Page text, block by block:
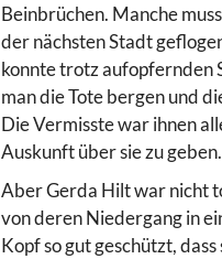
Beinbrüchen. Manche
der nächsten Stadt
konnte trotz aufopfernden
man die Tote bergen und
Die Vermisste war ihnen
Auskunft über sie zu
Aber Gerda Hilt war nicht
von deren Niedergang in
Kopf so gut geschützt,